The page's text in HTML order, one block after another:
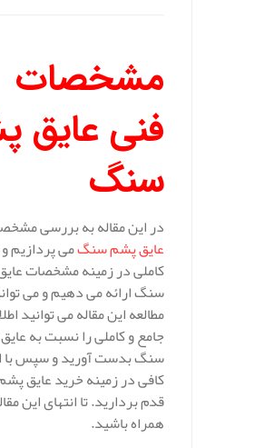
مشخصات
فنی عایق
سنگ
در این مقاله به بررسی
عایق پشم سنگمی پردازیم
کاملی در زمینه مشخصات
سنگ ارائه می دهیم و می
مطالعه این مقاله می توانید
جامع و کاملی را نسبت به
سنگ بدست آورید و سپس با
کافی در زمینه خرید عایق
قدم بردارید. تا انتهای این
همراه باشید.